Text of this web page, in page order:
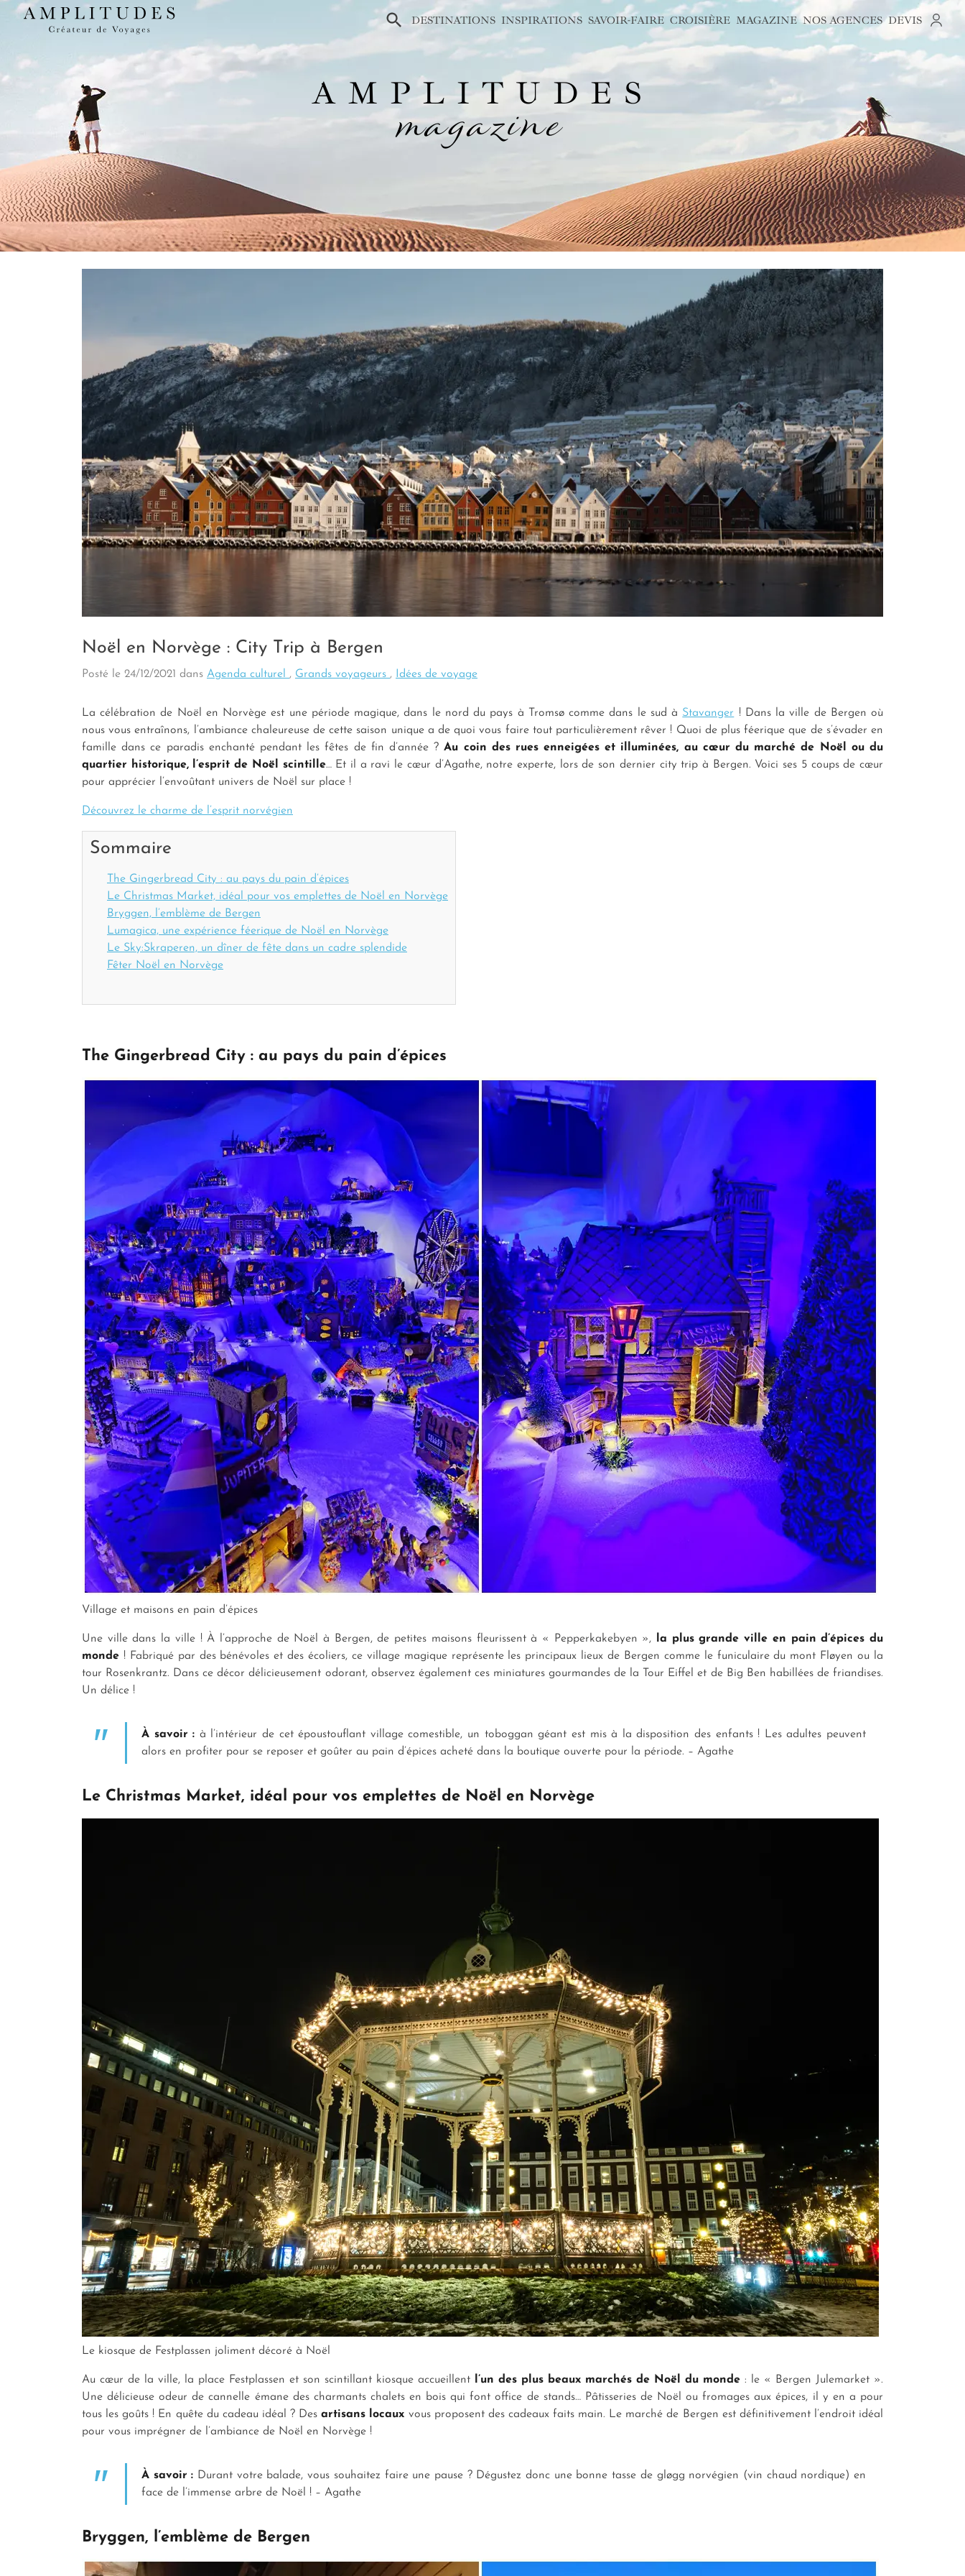
× DESTINATIONS INSPIRATIONS SAVOIR-FAIRE CROISIÈRE MAGAZINE NOS AGENCES DEVIS
AMPLITUDES
magazine
Noël en Norvège : City Trip à Bergen
Posté le 24/12/2021 dans Agenda culturel , Grands voyageurs , Idées de voyage
La célébration de Noël en Norvège est une période magique, dans le nord du pays à Tromsø comme dans le sud à Stavanger ! Dans la ville de Bergen où
nous vous entraînons, l’ambiance chaleureuse de cette saison unique a de quoi vous faire tout particulièrement rêver ! Quoi de plus féerique que de s’évader en
famille dans ce paradis enchanté pendant les fêtes de fin d’année ?Au coin des rues enneigées et illuminées, au cœur du marché de Noël ou du
quartier historique, l’esprit de Noël scintille… Et il a ravi le cœur d’Agathe, notre experte, lors de son dernier city trip à Bergen. Voici ses 5 coups de cœur
pour apprécier l’envoûtant univers de Noël sur place !
Découvrez le charme de l’esprit norvégien
Sommaire
The Gingerbread City : au pays du pain d’épices
Le Christmas Market, idéal pour vos emplettes de Noël en Norvège
Bryggen, l’emblème de Bergen
Lumagica, une expérience féerique de Noël en Norvège
Le Sky:Skraperen, un dîner de fête dans un cadre splendide
Fêter Noël en Norvège
The Gingerbread City : au pays du pain d’épices
Village et maisons en pain d’épices
Une ville dans la ville ! À l’approche de Noël à Bergen, de petites maisons fleurissent à « Pepperkakebyen »,
la plus grande ville en pain d’épices du
monde ! Fabriqué par des bénévoles et des écoliers, ce village magique représente les principaux lieux de Bergen comme le funiculaire du mont Fløyen ou la
tour Rosenkrantz. Dans ce décor délicieusement odorant, observez également ces miniatures gourmandes de la Tour Eiffel et de Big Ben habillées de friandises.
Un délice !
À savoir : à l’intérieur de cet époustouflant village comestible, un toboggan géant est mis à la disposition des enfants ! Les adultes peuvent
alors en profiter pour se reposer et goûter au pain d’épices acheté dans la boutique ouverte pour la période. – Agathe
Le Christmas Market, idéal pour vos emplettes de Noël en Norvège
Le kiosque de Festplassen joliment décoré à Noël
Au cœur de la ville, la place Festplassen et son scintillant kiosque accueillent l’un des plus beaux marchés de Noël du monde : le « Bergen Julemarket ».
Une délicieuse odeur de cannelle émane des charmants chalets en bois qui font office de stands… Pâtisseries de Noël ou fromages aux épices, il y en a pour
tous les goûts ! En quête du cadeau idéal ? Desartisans locaux vous proposent des cadeaux faits main. Le marché de Bergen est définitivement l’endroit idéal
pour vous imprégner de l’ambiance de Noël en Norvège !
À savoir : Durant votre balade, vous souhaitez faire une pause ? Dégustez donc une bonne tasse de gløgg norvégien (vin chaud nordique) en
face de l’immense arbre de Noël ! – Agathe
Bryggen, l’emblème de Bergen